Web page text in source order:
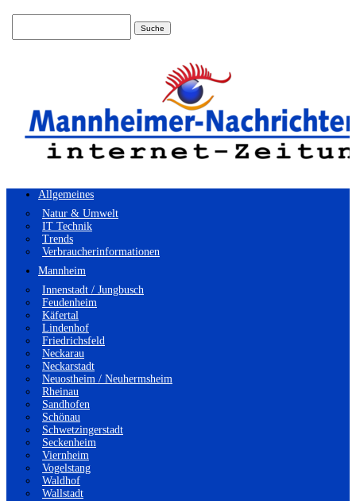
Allgemeines
Natur & Umwelt
IT Technik
Trends
Verbraucherinformationen
Mannheim
Innenstadt / Jungbusch
Feudenheim
Käfertal
Lindenhof
Friedrichsfeld
Neckarau
Neckarstadt
Neuostheim / Neuhermsheim
Rheinau
Sandhofen
Schönau
Schwetzingerstadt
Seckenheim
Viernheim
Vogelstang
Waldhof
Wallstadt